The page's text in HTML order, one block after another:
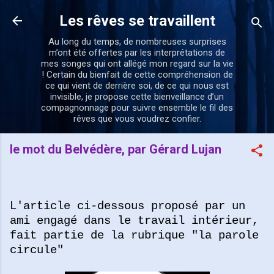
Accéder au contenu principal
Les rêves se travaillent
Au long du temps, de nombreuses surprises
m’ont été offertes par les interprétations de
mes songes qui ont allégé mon regard sur la vie
! Certain du bienfait de cette compréhension de
ce qui vient de derrière soi, de ce qui nous est
invisible, je propose cette bienveillance d’un
compagnonnage pour suivre ensemble le fil des
rêves que vous voudrez confier.
le mot du Belvédère, par Gérard Lujan
L'article ci-dessous proposé par un
ami engagé dans le travail intérieur,
fait partie de la rubrique "la parole
circule"